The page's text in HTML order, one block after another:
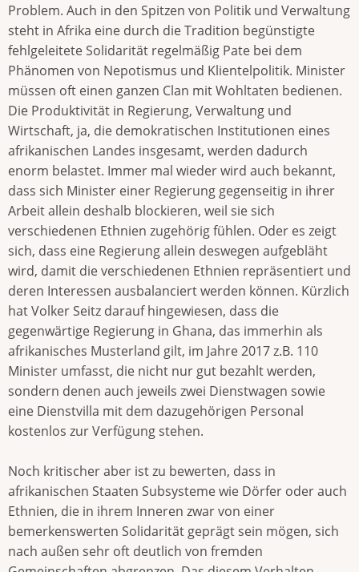
Problem. Auch in den Spitzen von Politik und Verwaltung
steht in Afrika eine durch die Tradition begünstigte
fehlgeleitete Solidarität regelmäßig Pate bei dem
Phänomen von Nepotismus und Klientelpolitik. Minister
müssen oft einen ganzen Clan mit Wohltaten bedienen.
Die Produktivität in Regierung, Verwaltung und
Wirtschaft, ja, die demokratischen Institutionen eines
afrikanischen Landes insgesamt, werden dadurch
enorm belastet. Immer mal wieder wird auch bekannt,
dass sich Minister einer Regierung gegenseitig in ihrer
Arbeit allein deshalb blockieren, weil sie sich
verschiedenen Ethnien zugehörig fühlen. Oder es zeigt
sich, dass eine Regierung allein deswegen aufgebläht
wird, damit die verschiedenen Ethnien repräsentiert und
deren Interessen ausbalanciert werden können. Kürzlich
hat Volker Seitz darauf hingewiesen, dass die
gegenwärtige Regierung in Ghana, das immerhin als
afrikanisches Musterland gilt, im Jahre 2017 z.B. 110
Minister umfasst, die nicht nur gut bezahlt werden,
sondern denen auch jeweils zwei Dienstwagen sowie
eine Dienstvilla mit dem dazugehörigen Personal
kostenlos zur Verfügung stehen.
Noch kritischer aber ist zu bewerten, dass in
afrikanischen Staaten Subsysteme wie Dörfer oder auch
Ethnien, die in ihrem Inneren zwar von einer
bemerkenswerten Solidarität geprägt sein mögen, sich
nach außen sehr oft deutlich von fremden